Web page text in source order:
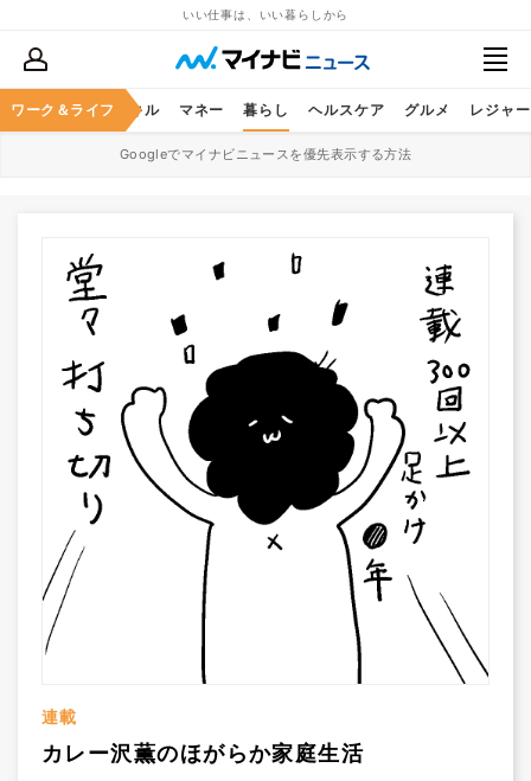
いい仕事は、いい暮らしから
ワーク＆ライフ
ア ビジネススキル マネー 暮らし ヘルスケア グルメ レジャー
Googleでマイナビニュースを優先表示する方法
連載
カレー沢薫のほがらか家庭生活